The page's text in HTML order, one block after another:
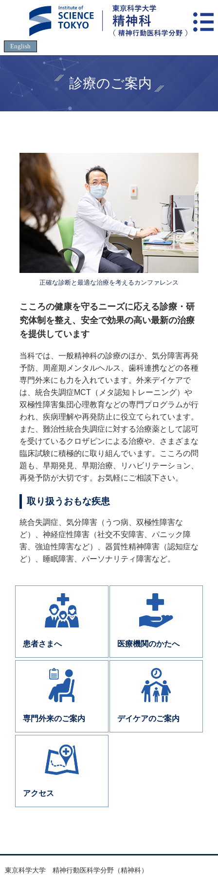
English
診療のご案内
正確な診断と最適な治療を考えるカンファレンス
こころの健康を守るニーズに応える診療・研
究体制を整え、安全で効果の高い最新の治療
を提供しています
当科では、一般精神科の診療のほか、気分障害再発
予防、周産期メンタルヘルス、歯科連携などの各種
専門外来にも力を入れています。外来デイケアで
は、統合失調症MCT（メタ認知トレーニング）や
双極性障害集団心理教育などの専門プログラムが行
われ、疾病理解や再発防止に役立てられています。
また、難治性統合失調症に対する治療薬として認可
を受けているクロザピンによる治療や、さまざまな
臨床試験に積極的に取り組んでいます。こころの問
題も、早期発見、早期治療、リハビリテーション、
再発予防が大切です。お気軽にご相談下さい。
取り扱うおもな疾患
統合失調症、気分障害（うつ病、双極性障害な
ど）、神経症性障害（社交不安障害、パニック障
害、強迫性障害など）、器質性精神障害（認知症な
ど）、睡眠障害、パーソナリティ障害など。
患者さまへ 医療機関のかたへ
専門外来のご案内 デイケアのご案内
アクセス
東京科学大学 精神行動医科学分野（精神科）